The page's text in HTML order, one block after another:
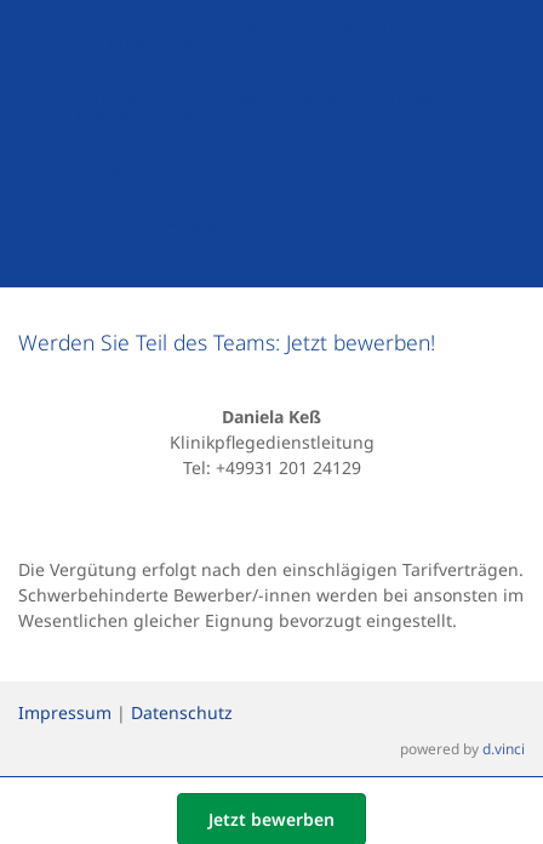
Werden Sie Teil des Teams: Jetzt bewerben!
Daniela Keß
Klinikpflegedienstleitung
Tel: +49931 201 24129
Die Vergütung erfolgt nach den einschlägigen Tarifverträgen.
Schwerbehinderte Bewerber/-innen werden bei ansonsten im
Wesentlichen gleicher Eignung bevorzugt eingestellt.
Jetzt bewerben
Impressum | Datenschutz
powered byd.vinci